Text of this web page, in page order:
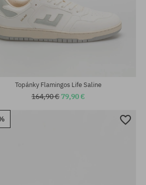
Topánky Flamingos Life Saline
164,90 € 79,90 €